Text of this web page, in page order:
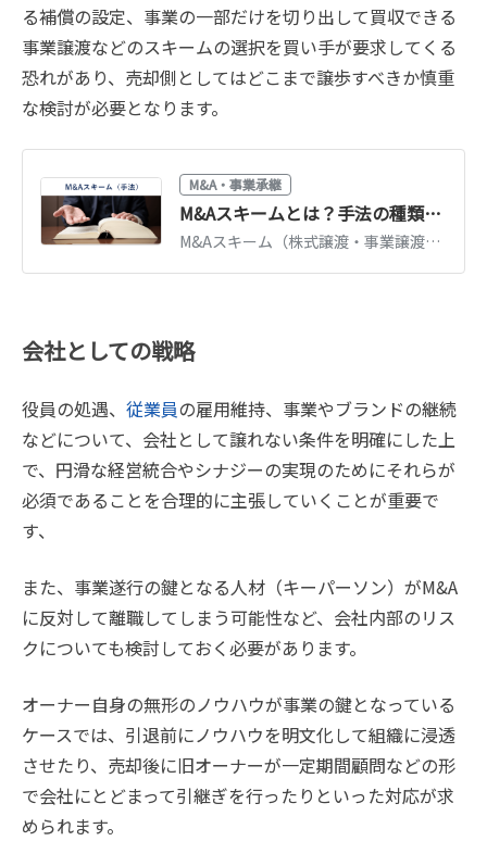
る補償の設定、事業の一部だけを切り出して買収できる
事業譲渡などのスキームの選択を買い手が要求してくる
恐れがあり、売却側としてはどこまで譲歩すべきか慎重
な検討が必要となります。
M&A・事業承継
M&Aスキームとは？手法の種類・特徴・税金を一覧比較【図解】
M&Aスキーム（株式譲渡・事業譲渡・合併・分割・株式交換等）の特徴と税金を一覧比較。自社に合うスキームの選び方、判断の軸を図解でわかりやすく解説します。
会社としての戦略
役員の処遇、 従業員の雇用維持、事業やブランドの継続
などについて、会社として譲れない条件を明確にした上
で、円滑な経営統合やシナジーの実現のためにそれらが
必須であることを合理的に主張していくことが重要で
す、
また、事業遂行の鍵となる人材（キーパーソン）がM&A
に反対して離職してしまう可能性など、会社内部のリス
クについても検討しておく必要があります。
オーナー自身の無形のノウハウが事業の鍵となっている
ケースでは、引退前にノウハウを明文化して組織に浸透
させたり、売却後に旧オーナーが一定期間顧問などの形
で会社にとどまって引継ぎを行ったりといった対応が求
められます。